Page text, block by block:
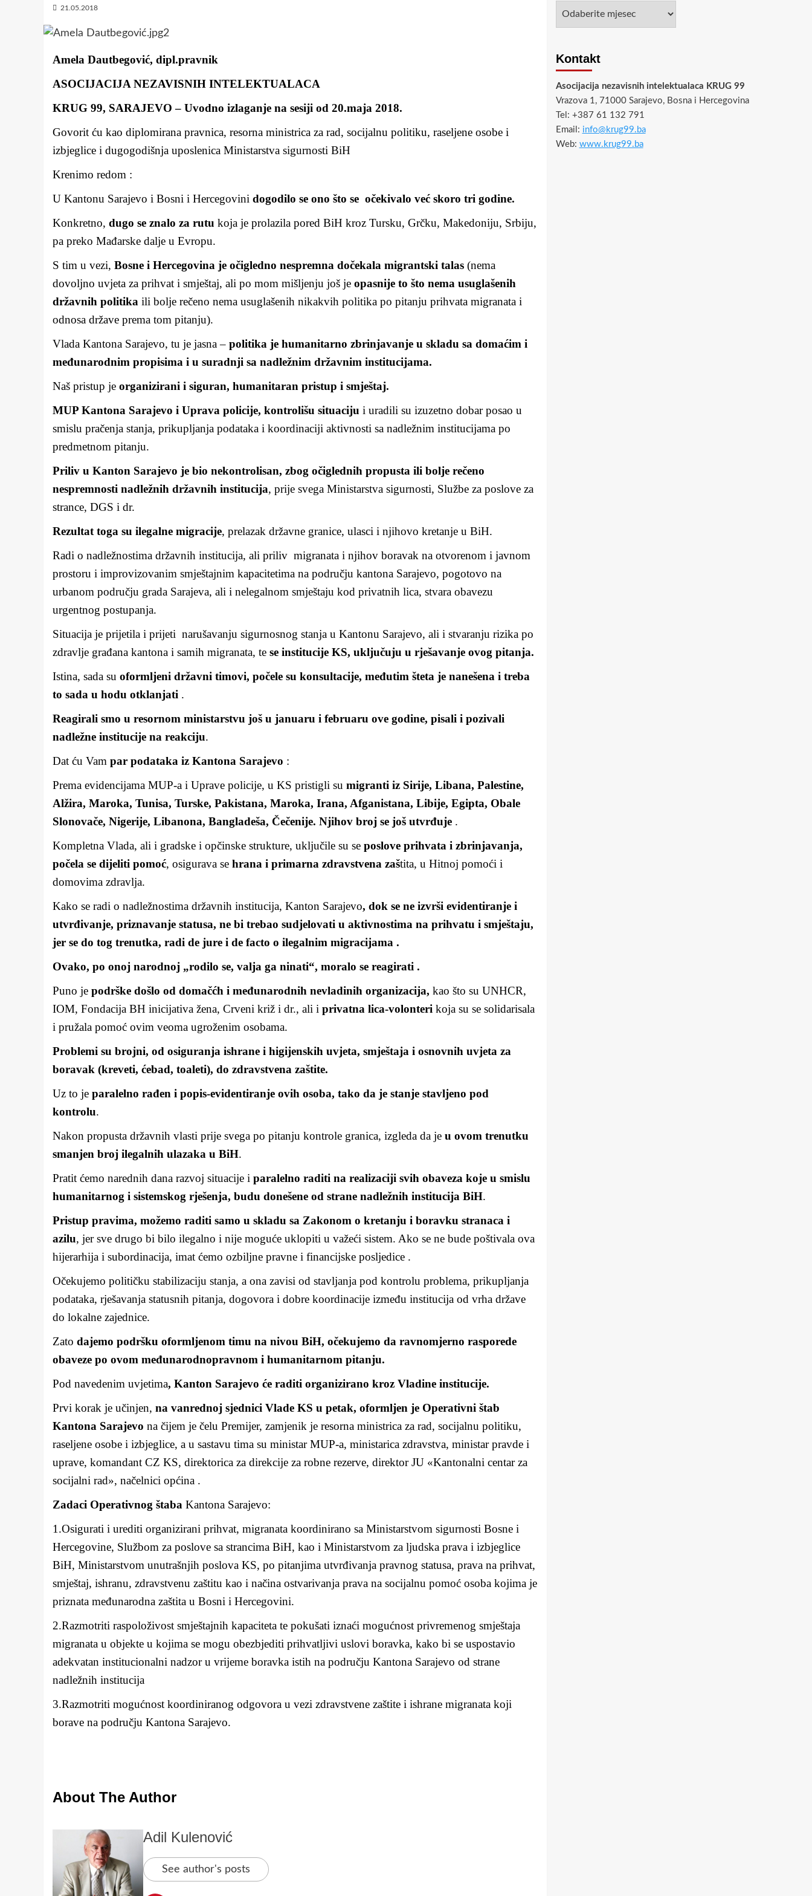
21.05.2018
Amela Dautbegović, dipl.pravnik
ASOCIJACIJA NEZAVISNIH INTELEKTUALACA
KRUG 99, SARAJEVO – Uvodno izlaganje na sesiji od 20.maja 2018.
Govorit ću kao diplomirana pravnica, resorna ministrica za rad, socijalnu politiku, raseljene osobe i
izbjeglice i dugogodišnja uposlenica Ministarstva sigurnosti BiH
Krenimo redom :
U Kantonu Sarajevo i Bosni i Hercegovini dogodilo se ono što se očekivalo već skoro tri godine.
Konkretno, dugo se znalo za rutu koja je prolazila pored BiH kroz Tursku, Grčku, Makedoniju, Srbiju,
pa preko Mađarske dalje u Evropu.
S tim u vezi, Bosne i Hercegovina je očigledno nespremna dočekala migrantski talas (nema
dovoljno uvjeta za prihvat i smještaj, ali po mom mišljenju još je opasnije to što nema usuglašenih
državnih politika ili bolje rečeno nema usuglašenih nikakvih politika po pitanju prihvata migranata i
odnosa države prema tom pitanju).
Vlada Kantona Sarajevo, tu je jasna – politika je humanitarno zbrinjavanje u skladu sa domaćim i
međunarodnim propisima i u suradnji sa nadležnim državnim institucijama.
Naš pristup je organizirani i siguran, humanitaran pristup i smještaj.
MUP Kantona Sarajevo i Uprava policije, kontrolišu situaciju i uradili su izuzetno dobar posao u
smislu pračenja stanja, prikupljanja podataka i koordinaciji aktivnosti sa nadležnim institucijama po
predmetnom pitanju.
Priliv u Kanton Sarajevo je bio nekontrolisan, zbog očiglednih propusta ili bolje rečeno
nespremnosti nadležnih državnih institucija, prije svega Ministarstva sigurnosti, Službe za poslove za
strance, DGS i dr.
Rezultat toga su ilegalne migracije, prelazak državne granice, ulasci i njihovo kretanje u BiH.
Radi o nadležnostima državnih institucija, ali priliv migranata i njihov boravak na otvorenom i javnom
prostoru i improvizovanim smještajnim kapacitetima na području kantona Sarajevo, pogotovo na
urbanom području grada Sarajeva, ali i nelegalnom smještaju kod privatnih lica, stvara obavezu
urgentnog postupanja.
Situacija je prijetila i prijeti narušavanju sigurnosnog stanja u Kantonu Sarajevo, ali i stvaranju rizika po
zdravlje građana kantona i samih migranata, te se institucije KS, uključuju u rješavanje ovog pitanja.
Istina, sada su oformljeni državni timovi, počele su konsultacije, međutim šteta je nanešena i treba
to sada u hodu otklanjati .
Reagirali smo u resornom ministarstvu još u januaru i februaru ove godine, pisali i pozivali
nadležne institucije na reakciju.
Dat ću Vam par podataka iz Kantona Sarajevo :
Prema evidencijama MUP-a i Uprave policije, u KS pristigli su migranti iz Sirije, Libana, Palestine,
Alžira, Maroka, Tunisa, Turske, Pakistana, Maroka, Irana, Afganistana, Libije, Egipta, Obale
Slonovače, Nigerije, Libanona, Bangladeša, Čečenije. Njihov broj se još utvrđuje .
Kompletna Vlada, ali i gradske i opčinske strukture, uključile su se poslove prihvata i zbrinjavanja,
počela se dijeliti pomoć, osigurava se hrana i primarna zdravstvena zaštita, u Hitnoj pomoći i
domovima zdravlja.
Kako se radi o nadležnostima državnih institucija, Kanton Sarajevo, dok se ne izvrši evidentiranje i
utvrđivanje, priznavanje statusa, ne bi trebao sudjelovati u aktivnostima na prihvatu i smještaju,
jer se do tog trenutka, radi de jure i de facto o ilegalnim migracijama .
Ovako, po onoj narodnoj „rodilo se, valja ga ninati“, moralo se reagirati .
Puno je podrške došlo od domačćh i međunarodnih nevladinih organizacija, kao što su UNHCR,
IOM, Fondacija BH inicijativa žena, Crveni križ i dr., ali i privatna lica-volonteri koja su se solidarisala
i pružala pomoć ovim veoma ugroženim osobama.
Problemi su brojni, od osiguranja ishrane i higijenskih uvjeta, smještaja i osnovnih uvjeta za
boravak (kreveti, ćebad, toaleti), do zdravstvena zaštite.
Uz to je paralelno rađen i popis-evidentiranje ovih osoba, tako da je stanje stavljeno pod
kontrolu.
Nakon propusta državnih vlasti prije svega po pitanju kontrole granica, izgleda da je u ovom trenutku
smanjen broj ilegalnih ulazaka u BiH.
Pratit ćemo narednih dana razvoj situacije i paralelno raditi na realizaciji svih obaveza koje u smislu
humanitarnog i sistemskog rješenja, budu donešene od strane nadležnih institucija BiH.
Pristup pravima, možemo raditi samo u skladu sa Zakonom o kretanju i boravku stranaca i
azilu, jer sve drugo bi bilo ilegalno i nije moguće uklopiti u važeći sistem. Ako se ne bude poštivala ova
hijerarhija i subordinacija, imat ćemo ozbiljne pravne i financijske posljedice .
Očekujemo političku stabilizaciju stanja, a ona zavisi od stavljanja pod kontrolu problema, prikupljanja
podataka, rješavanja statusnih pitanja, dogovora i dobre koordinacije između institucija od vrha države
do lokalne zajednice.
Zato dajemo podršku oformljenom timu na nivou BiH, očekujemo da ravnomjerno rasporede
obaveze po ovom međunarodnopravnom i humanitarnom pitanju.
Pod navedenim uvjetima, Kanton Sarajevo će raditi organizirano kroz Vladine institucije.
Prvi korak je učinjen, na vanrednoj sjednici Vlade KS u petak, oformljen je Operativni štab
Kantona Sarajevo na čijem je čelu Premijer, zamjenik je resorna ministrica za rad, socijalnu politiku,
raseljene osobe i izbjeglice, a u sastavu tima su ministar MUP-a, ministarica zdravstva, ministar pravde i
uprave, komandant CZ KS, direktorica za direkcije za robne rezerve, direktor JU «Kantonalni centar za
socijalni rad», načelnici općina .
Zadaci Operativnog štaba Kantona Sarajevo:
1.Osigurati i urediti organizirani prihvat, migranata koordinirano sa Ministarstvom sigurnosti Bosne i
Hercegovine, Službom za poslove sa strancima BiH, kao i Ministarstvom za ljudska prava i izbjeglice
BiH, Ministarstvom unutrašnjih poslova KS, po pitanjima utvrđivanja pravnog statusa, prava na prihvat,
smještaj, ishranu, zdravstvenu zaštitu kao i načina ostvarivanja prava na socijalnu pomoć osoba kojima je
priznata međunarodna zaštita u Bosni i Hercegovini.
2.Razmotriti raspoloživost smještajnih kapaciteta te pokušati iznaći mogućnost privremenog smještaja
migranata u objekte u kojima se mogu obezbjediti prihvatljivi uslovi boravka, kako bi se uspostavio
adekvatan institucionalni nadzor u vrijeme boravka istih na području Kantona Sarajevo od strane
nadležnih institucija
3.Razmotriti mogućnost koordiniranog odgovora u vezi zdravstvene zaštite i ishrane migranata koji
borave na području Kantona Sarajevo.
About The Author
Adil Kulenović
See author's posts
Kontakt
Asocijacija nezavisnih intelektualaca KRUG 99
Vrazova 1, 71000 Sarajevo, Bosna i Hercegovina
Tel: +387 61 132 791
Email: info@krug99.ba
Web: www.krug99.ba